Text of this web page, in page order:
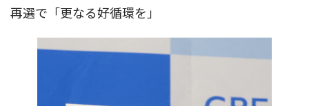
再選で「更なる好循環を」